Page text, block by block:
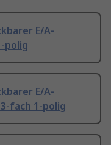
E/A-
polig
E/A-
fach 1-polig